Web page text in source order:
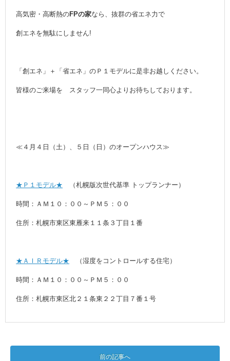
高気密・高断熱のFPの家なら、抜群の省エネ力で
創エネを無駄にしません!
「創エネ」＋「省エネ」のＰ１モデルに是非お越しください。
皆様のご来場を スタッフ一同心よりお待ちしております。
≪４月４日（土）、５日（日）のオープンハウス≫
★Ｐ１モデル★ （札幌版次世代基準 トップランナー）
時間：ＡＭ１０：００～ＰＭ５：００
住所：札幌市東区東雁来１１条３丁目１番
★ＡＩＲモデル★ （湿度をコントロールする住宅）
時間：ＡＭ１０：００～ＰＭ５：００
住所：札幌市東区北２１条東２２丁目７番１号
前の記事へ